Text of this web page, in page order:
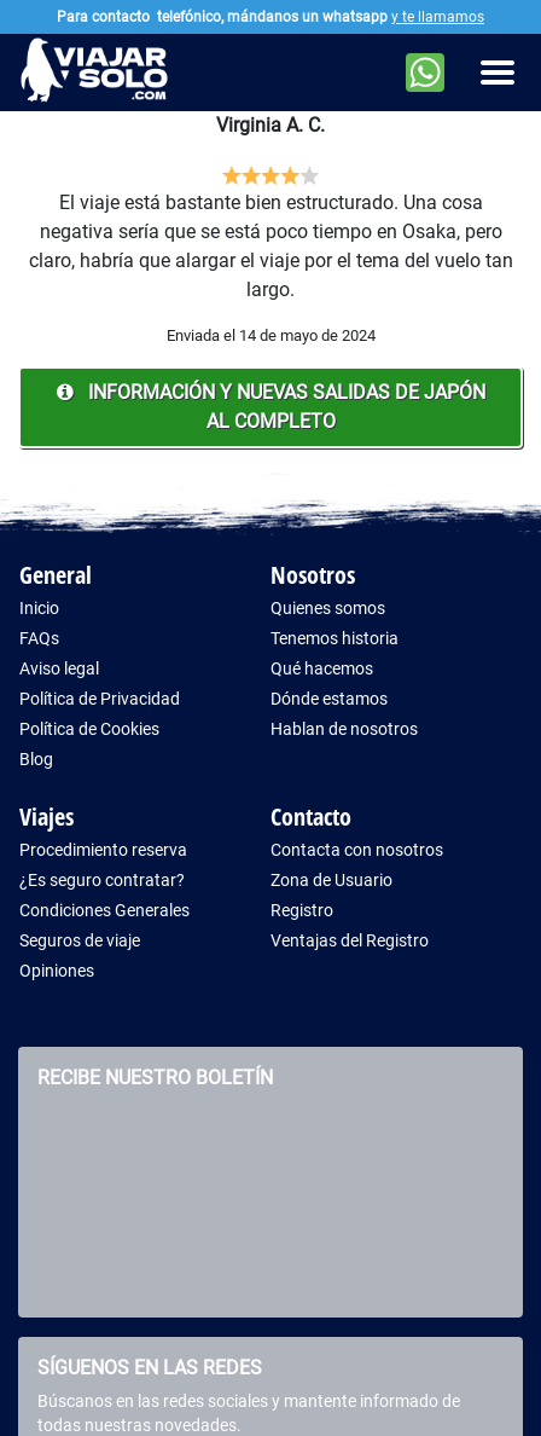
Ir al contenido principal
Virginia A. C.
El viaje está bastante bien estructurado. Una cosa
negativa sería que se está poco tiempo en Osaka, pero
claro, habría que alargar el viaje por el tema del vuelo tan
largo.
Enviada el 14 de mayo de 2024
INFORMACIÓN Y NUEVAS SALIDAS DE JAPÓN
AL COMPLETO
General
Inicio
FAQs
Aviso legal
Política de Privacidad
Política de Cookies
Blog
Nosotros
Quienes somos
Tenemos historia
Qué hacemos
Dónde estamos
Hablan de nosotros
Viajes
Procedimiento reserva
¿Es seguro contratar?
Condiciones Generales
Seguros de viaje
Opiniones
Contacto
Contacta con nosotros
Zona de Usuario
Registro
Ventajas del Registro
RECIBE NUESTRO BOLETÍN
SÍGUENOS EN LAS REDES
Búscanos en las redes sociales y mantente informado de
todas nuestras novedades.
Para contacto telefónico, mándanos un whatsapp y te llamamos